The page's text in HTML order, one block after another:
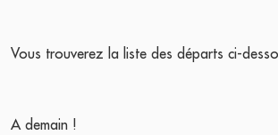
Vous trouverez la liste des départs ci-
A demain !